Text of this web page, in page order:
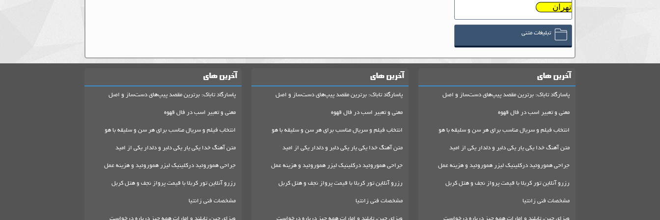
تهران
تبلیغات متنی
آخرین های
پاسارگاد تاباک: برترین مقصد پیپ‌های دست‌ساز و اصل
معنی و تعبیر اسب در فال قهوه
انتخاب فیلم و سریال مناسب برای هر سن و سلیقه با هو
متن آهنگ خدا یکی یار یکی دلبر و دلدار یکی از امید
جراحی هموروئید درکلینیک لیزر هموروئید و هزینه عمل
رزرو آنلاین تور کربلا با قیمت پرواز نجف و هتل کربل
مشخصات فنی زانتیا
آخرین های
پاسارگاد تاباک: برترین مقصد پیپ‌های دست‌ساز و اصل
معنی و تعبیر اسب در فال قهوه
انتخاب فیلم و سریال مناسب برای هر سن و سلیقه با هو
متن آهنگ خدا یکی یار یکی دلبر و دلدار یکی از امید
جراحی هموروئید درکلینیک لیزر هموروئید و هزینه عمل
رزرو آنلاین تور کربلا با قیمت پرواز نجف و هتل کربل
مشخصات فنی زانتیا
آخرین های
پاسارگاد تاباک: برترین مقصد پیپ‌های دست‌ساز و اصل
معنی و تعبیر اسب در فال قهوه
انتخاب فیلم و سریال مناسب برای هر سن و سلیقه با هو
متن آهنگ خدا یکی یار یکی دلبر و دلدار یکی از امید
جراحی هموروئید درکلینیک لیزر هموروئید و هزینه عمل
رزرو آنلاین تور کربلا با قیمت پرواز نجف و هتل کربل
مشخصات فنی زانتیا